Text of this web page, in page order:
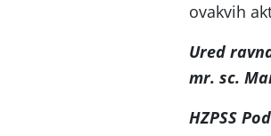
ovakvih
Ured
mr. sc.
HZPSS